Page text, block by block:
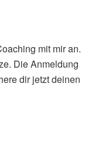
mit mir an.
Die Anmeldung
dir jetzt deinen